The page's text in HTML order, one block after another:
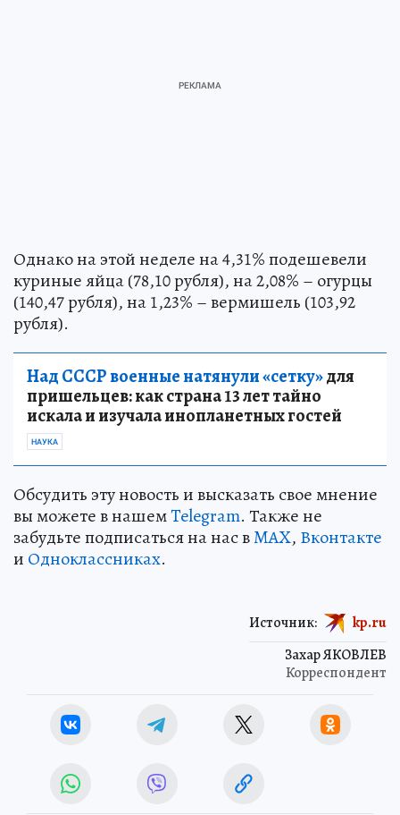
Однако на этой неделе на 4,31% подешевели
куриные яйца (78,10 рубля), на 2,08% – огурцы
(140,47 рубля), на 1,23% – вермишель (103,92
рубля).
Над СССР военные натянули «сетку»для
пришельцев: как страна 13 лет тайно
искала и изучала инопланетных гостей
НАУКА
Обсудить эту новость и высказать свое мнение
вы можете в нашемTelegram. Также не
забудьте подписаться на нас вMAX, Вконтакте
и Одноклассниках.
Захар ЯКОВЛЕВ
Корреспондент
Источник: kp.ru